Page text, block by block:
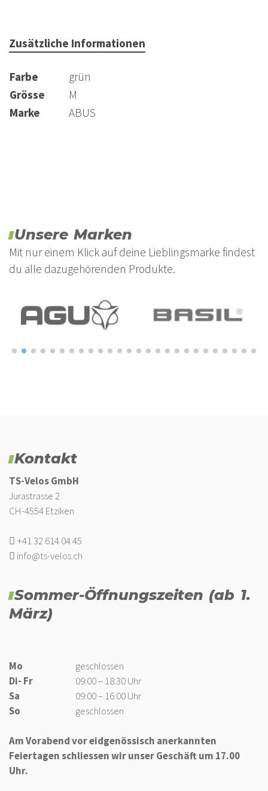
Zusätzliche Informationen
Farbe
grün
Grösse
M
Marke
ABUS
Unsere Marken
Mit nur einem Klick auf deine Lieblingsmarke findest
du alle dazugehörenden Produkte.
Kontakt
TS-Velos GmbH
Jurastrasse 2
CH-4554 Etziken
+41 32 614 04 45
info@ts-velos.ch
Sommer-Öffnungszeiten (ab 1.
März)
Mo
geschlossen
Di- Fr
09:00 – 18:30 Uhr
Sa
09:00 – 16:00 Uhr
So
geschlossen
Am Vorabend vor eidgenössisch anerkannten
Feiertagen schliessen wir unser Geschäft um 17.00
Uhr.